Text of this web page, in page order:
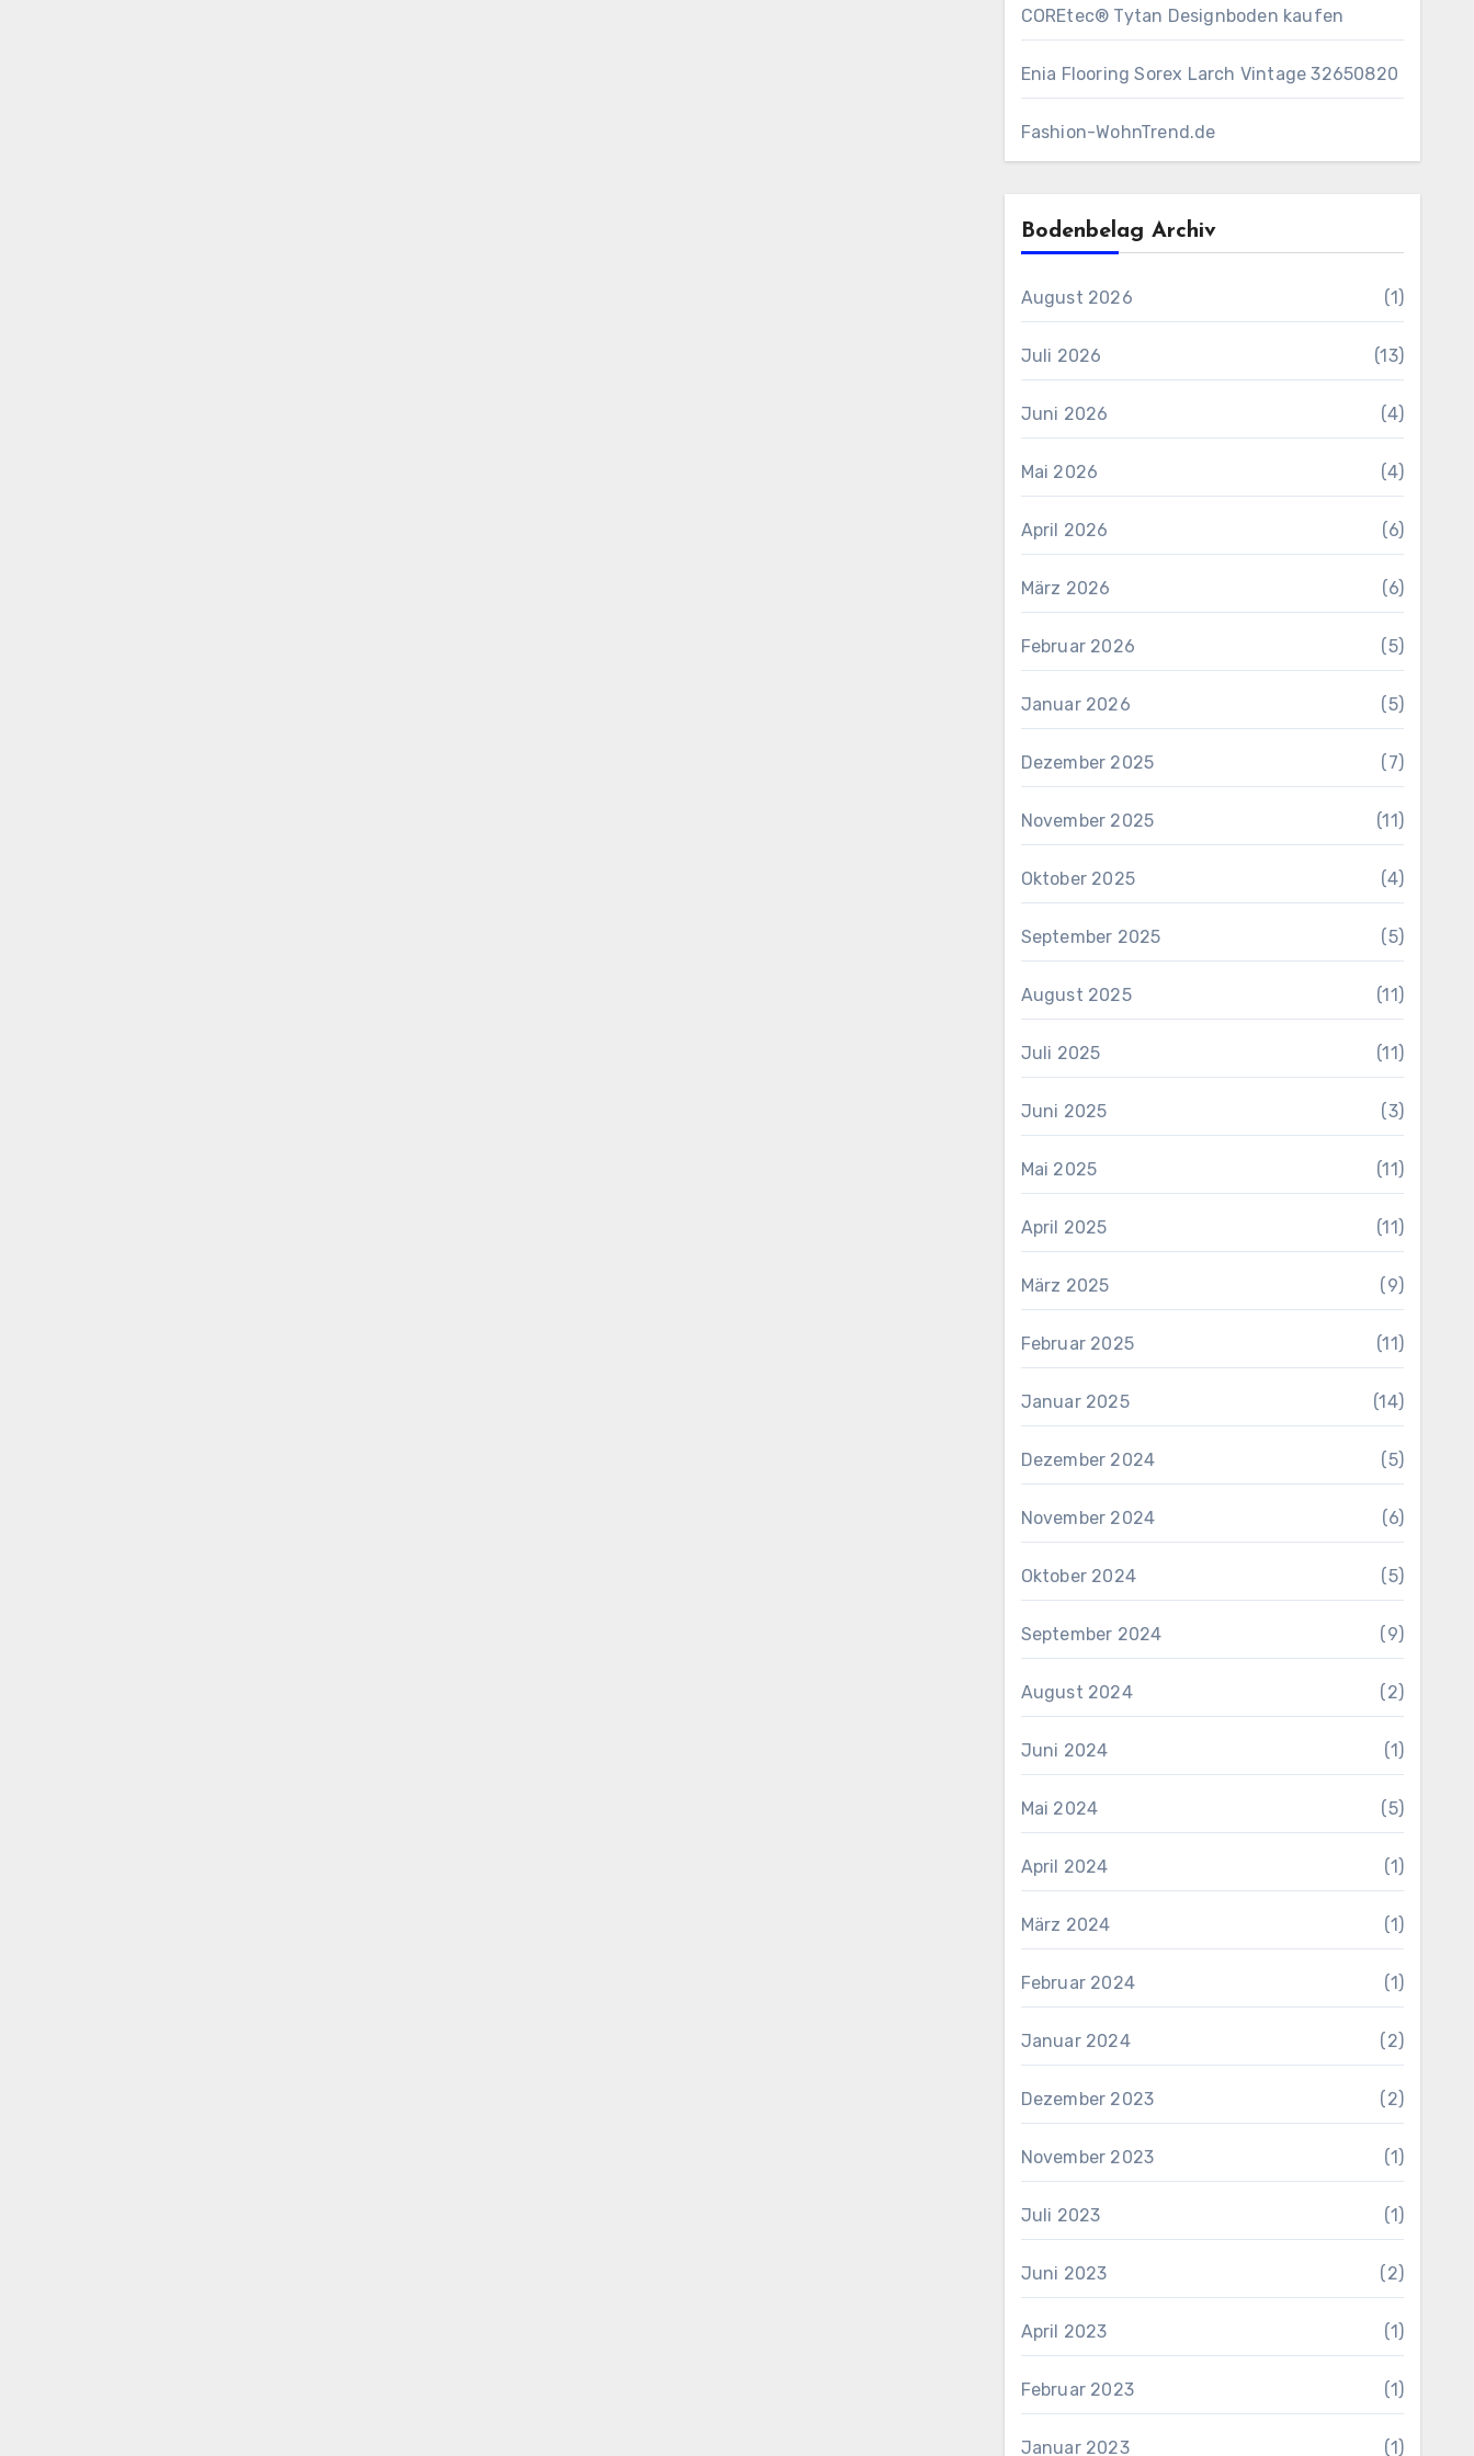
COREtec® Tytan Designboden kaufen
Enia Flooring Sorex ​Larch Vintage 32650820
Fashion-WohnTrend.de
Bodenbelag Archiv
August 2026 (1)
Juli 2026 (13)
Juni 2026 (4)
Mai 2026 (4)
April 2026 (6)
März 2026 (6)
Februar 2026 (5)
Januar 2026 (5)
Dezember 2025 (7)
November 2025 (11)
Oktober 2025 (4)
September 2025 (5)
August 2025 (11)
Juli 2025 (11)
Juni 2025 (3)
Mai 2025 (11)
April 2025 (11)
März 2025 (9)
Februar 2025 (11)
Januar 2025 (14)
Dezember 2024 (5)
November 2024 (6)
Oktober 2024 (5)
September 2024 (9)
August 2024 (2)
Juni 2024 (1)
Mai 2024 (5)
April 2024 (1)
März 2024 (1)
Februar 2024 (1)
Januar 2024 (2)
Dezember 2023 (2)
November 2023 (1)
Juli 2023 (1)
Juni 2023 (2)
April 2023 (1)
Februar 2023 (1)
Januar 2023 (1)